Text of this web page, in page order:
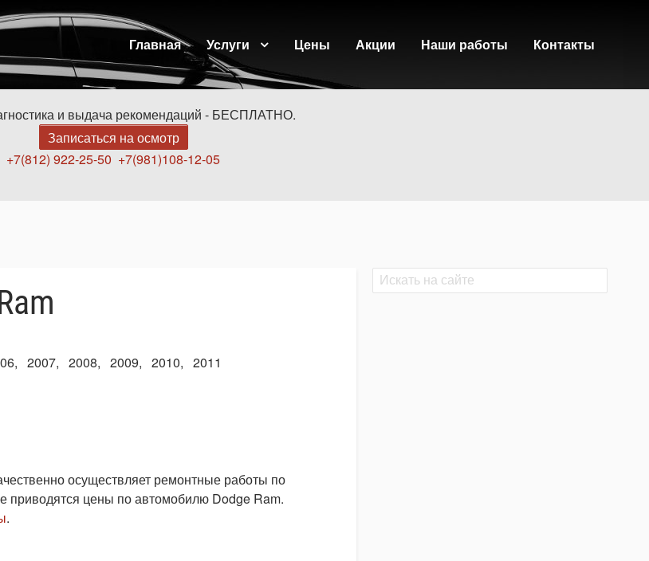
Главная Услуги Цены Акции Наши работы Контакты
и выдача рекомендаций - БЕСПЛАТНО.
Записаться на осмотр
+7(812) 922-25-50 +7(981)108-12-05
2007 2008 2009 2010 2011
осуществляет ремонтные работы по
приводятся цены по автомобилю Dodge Ram.
.
Поиск
Поиск